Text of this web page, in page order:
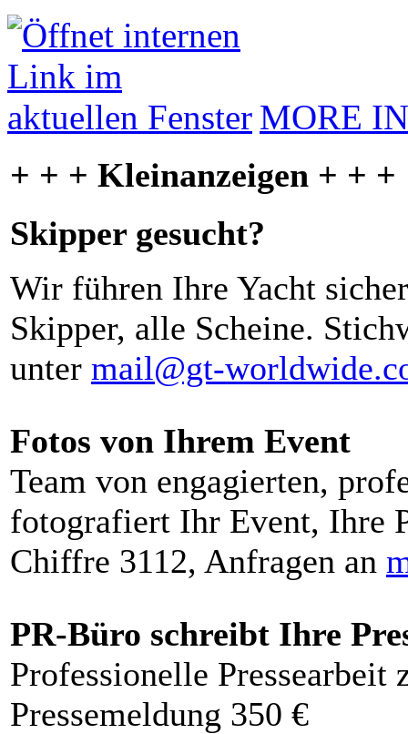
MORE
+ + + Kleinanzeigen + + +
Skipper gesucht?
Wir führen Ihre Yacht
Skipper, alle Scheine.
unter mail@gt-
Fotos von Ihrem Event
Team von engagierten,
fotografiert Ihr Event, Ihre
Chiffre 3112, Anfragen an
PR-Büro schreibt Ihre
Professionelle Pressearbeit
Pressemeldung 350 €